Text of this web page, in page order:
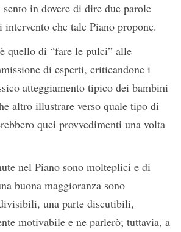
in dovere di dire due parole
che tale Piano propone.
quello di “fare le pulci” alle
di esperti, criticandone i
atteggiamento tipico dei bambini
altro illustrare verso quale tipo di
quei provvedimenti una volta
nel Piano sono molteplici e di
buona maggioranza sono
una parte discutibili,
motivabile e ne parlerò; tuttavia, a